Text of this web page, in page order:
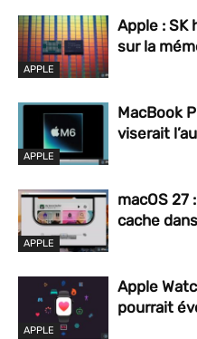
APPLE
Apple : SK
sur la
APPLE
MacBook
viserait
APPLE
macOS 27
cache
APPLE
Apple
pourrait